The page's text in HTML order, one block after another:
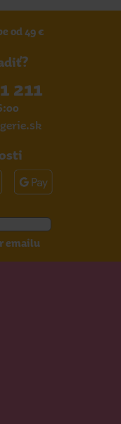
od 49 €
211
emailu